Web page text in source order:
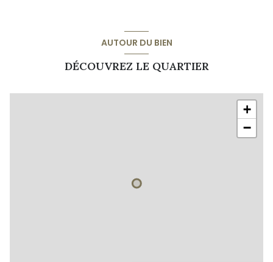
AUTOUR DU BIEN
DÉCOUVREZ LE QUARTIER
+
−